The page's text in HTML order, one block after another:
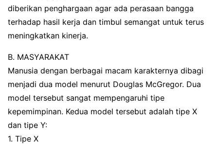
diberikan penghargaan agar ada perasaan bangga
terhadap hasil kerja dan timbul semangat untuk terus
meningkatkan kinerja.
B. MASYARAKAT
Manusia dengan berbagai macam karakternya dibagi
menjadi dua model menurut Douglas McGregor. Dua
model tersebut sangat mempengaruhi tipe
kepemimpinan. Kedua model tersebut adalah tipe X
dan tipe Y:
1. Tipe X